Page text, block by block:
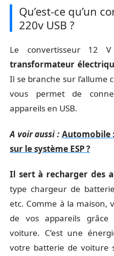
Qu’est-ce qu’un
220v USB ?
Le convertisseur 12
transformateur
Il se branche sur l’allume
vous permet de
appareils en USB.
A voir aussi : Automobile
sur le système ESP ?
Il sert à recharger des
type chargeur de
etc. Comme à la maison,
de vos appareils grâce
voiture. C’est une
votre batterie de voiture